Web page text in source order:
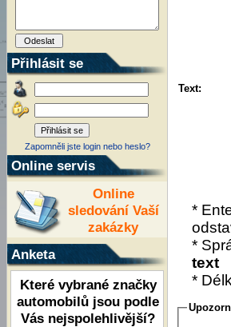
Přihlásit se
Zapomněli jste login nebo heslo?
Online servis
Online
sledování Vaší
zakázky
Anketa
Které vybrané značky
automobilů jsou podle
Vás nejspolehlivější?
Text:
*
*
text
*